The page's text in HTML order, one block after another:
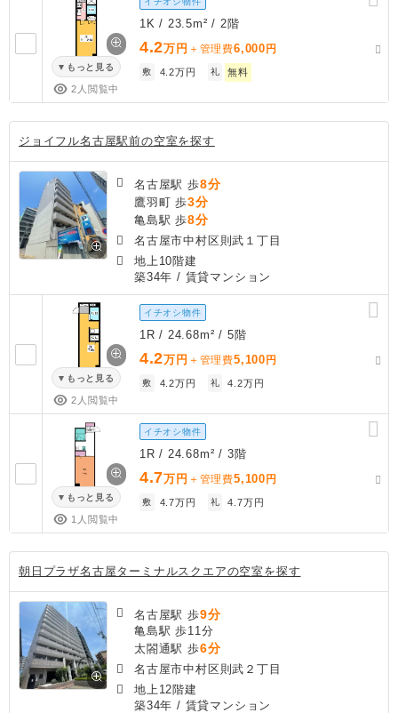
もっと見る
2人閲覧中
1K / 23.5m² / 2階
4.2万円 ＋管理費6,000 円
敷 4.2万円 礼 無料
ジョイフル名古屋駅前の空室を探す
名古屋駅 歩8分
鷹羽町 歩3分
亀島駅 歩8分
名古屋市中村区則武１丁目
地上10階建
築34年 / 賃貸マンション
もっと見る
2人閲覧中
イチオシ物件
1R / 24.68m² / 5階
4.2万円 ＋管理費5,100 円
敷 4.2万円 礼 4.2万円
もっと見る
1人閲覧中
イチオシ物件
1R / 24.68m² / 3階
4.7万円 ＋管理費5,100 円
敷 4.7万円 礼 4.7万円
朝日プラザ名古屋ターミナルスクエアの空室を探す
名古屋駅 歩9分
亀島駅 歩11分
太閤通駅 歩6分
名古屋市中村区則武２丁目
地上12階建
築34年 / 賃貸マンション